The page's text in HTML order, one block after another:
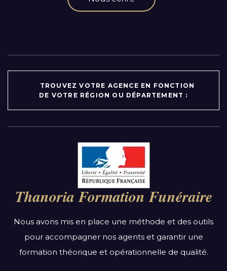
TROUVEZ VOTRE AGENCE EN FONCTION
DE VOTRE RÉGION OU DÉPARTEMENT :
Auvergne-Rhône-Alpes
Bourgogne-Franche-Comté
Bretagne
Centre-Val de Loire
Grand Est
Hauts-de-France
Thanoria Formation Funéraire
Nous avons mis en place une méthode et des outils
pour accompagner nos agents et garantir une
formation théorique et opérationnelle de qualité.